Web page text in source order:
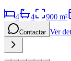
4 4 900 m²
Contactar Ver